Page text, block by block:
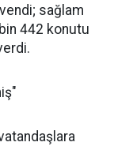
sağlam
442 konutu